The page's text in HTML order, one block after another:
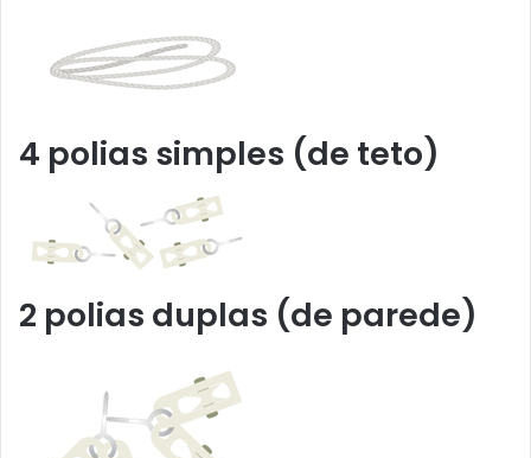
4 polias simples (de teto)
2 polias duplas (de parede)